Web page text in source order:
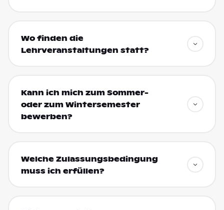
Wo finden die
Lehrveranstaltungen statt?
Kann ich mich zum Sommer-
oder zum Wintersemester
bewerben?
Welche Zulassungsbedingung
muss ich erfüllen?